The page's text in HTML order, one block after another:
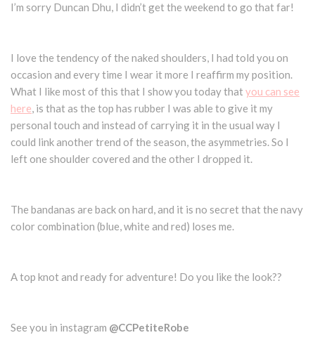
I’m sorry Duncan Dhu, I didn’t get the weekend to go that far!
I love the tendency of the naked shoulders, I had told you on
occasion and every time I wear it more I reaffirm my position.
What I like most of this that I show you today that you can see
here, is that as the top has rubber I was able to give it my
personal touch and instead of carrying it in the usual way I
could link another trend of the season, the asymmetries. So I
left one shoulder covered and the other I dropped it.
The bandanas are back on hard, and it is no secret that the navy
color combination (blue, white and red) loses me.
A top knot and ready for adventure! Do you like the look??
See you in instagram @CCPetiteRobe